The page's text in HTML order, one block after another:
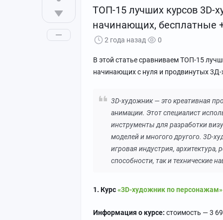
Настраивает реалистичные
шершавой, а стекло — прозрачным.
ТОП-15 лучших курсов 3D-
начинающих, бесплатные
2 года назад 0
В этой статье сравниваем ТОП-15
начинающих с нуля и продвинутых
3D-художник — это креативная
анимации. Этот специалист
инструменты для разработки
моделей и многого другого. 3D-
игровая индустрия,
способности, так и технические
1. Курс«3D-художник по персонажам»
Информация о курсе: стоимость — 3